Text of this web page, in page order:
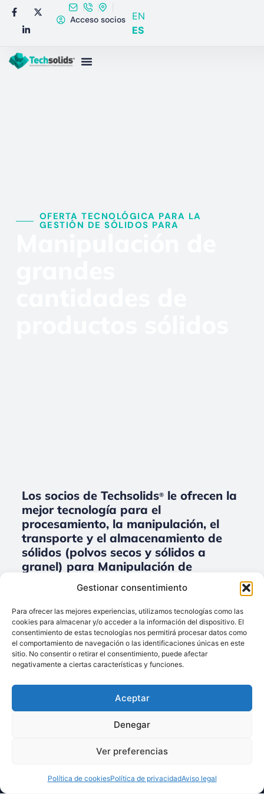
Gestionar consentimiento
Para ofrecer las mejores experiencias, utilizamos tecnologías como las
cookies para almacenar y/o acceder a la información del dispositivo. El
consentimiento de estas tecnologías nos permitirá procesar datos como
el comportamiento de navegación o las identificaciones únicas en este
sitio. No consentir o retirar el consentimiento, puede afectar
negativamente a ciertas características y funciones.
Aceptar
Denegar
Ver preferencias
Política de cookiesPolítica de privacidadAviso legal
Acceso socios
EN
ES
OFERTA TECNOLÓGICA PARA LA
GESTIÓN DE SÓLIDOS PARA​
Los socios de Techsolids®le ofrecen la
mejor tecnología para el
procesamiento, la manipulación, el
transporte y el almacenamiento de
sólidos (polvos secos y sólidos a
granel) para Manipulación de
grandes cantidades de productos
No data was found
formado por las
tecnología y los
servicios para el
Llámenos:
+34 93 238 68 68
Dónde estamos:
C/ Francisco Giner,
27, bajos
08012 Barcelona
Escríbanos:
info@techsolids.com